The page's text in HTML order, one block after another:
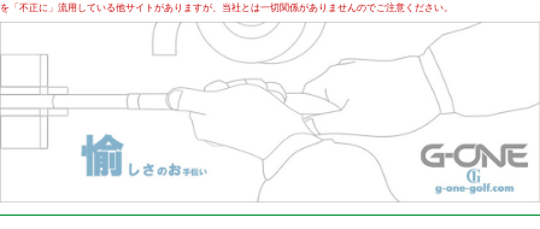
を「不正に」流用している他サイトがありますが、当社とは一切関係がありませんのでご注意ください。